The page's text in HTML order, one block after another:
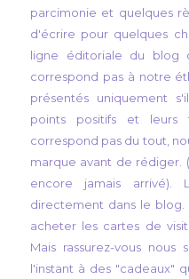
parcimonie et quelques
d'écrire pour quelques
ligne éditoriale du blog
correspond pas à notre
présentés uniquement
points positifs et leurs
correspond pas du tout,
marque avant de rédiger.
encore jamais arrivé).
directement dans le blog.
acheter les cartes de
Mais rassurez-vous
l'instant à des "cadeaux"